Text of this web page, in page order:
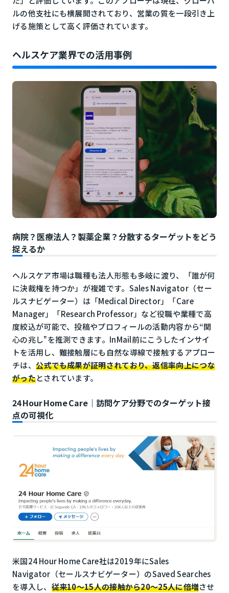
ルの他支社にも横展開されており、営業の質を一段引き上
げる施策として高く評価されています。
ヘルスケア業界での活用事例
病院？医療法人？製薬企業？分散するターゲットをどう
捉えるか
ヘルスケア市場は職種も法人形態も多岐に渡り、「誰が何
に決裁権を持つか」が複雑です。Sales Navigator（セー
ルスナビゲーター）は「Medical Director」「Care
Manager」「Research Professor」など役職や業種で高
度絞込が可能で、投稿やプロフィールの活動内容から“関
心の兆し”を推測できます。InMail前にこうしたインサイ
トを活用し、難接触層にも自然な導線で接触するアプロー
チは、 公式でも成果が証明されており、返信率向上につな
がったとされています。
24 Hour Home Care｜訪問ケア分野でのターゲット接
点の可視化
米国24 Hour Home Care社は2019年にSales
Navigator（セールスナビゲーター）のSaved Searches
を導入し、 従来10～15人の接触から20～25人に倍増させ